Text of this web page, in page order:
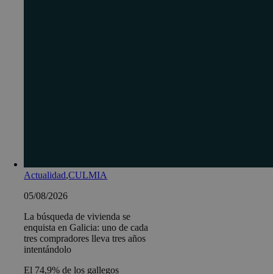
Actualidad,CULMIA
05/08/2026
La búsqueda de vivienda se
enquista en Galicia: uno de cada
tres compradores lleva tres años
intentándolo
El 74,9% de los gallegos